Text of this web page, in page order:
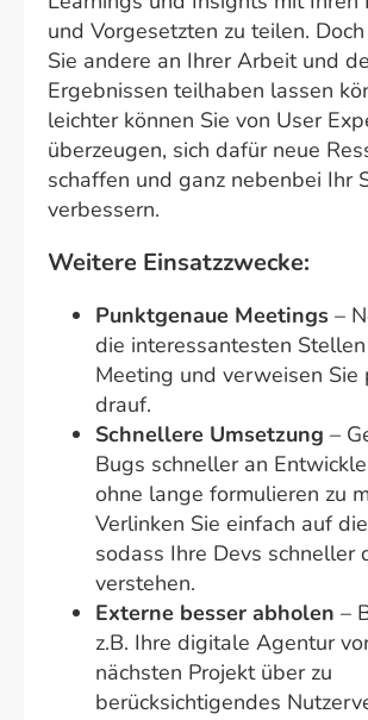
und Vorgesetzten zu teilen.
Sie andere an Ihrer Arbeit und
Ergebnissen teilhaben lassen
leichter können Sie von User
überzeugen, sich dafür neue
schaffen und ganz nebenbei Ihr
verbessern.
Weitere Einsatzzwecke:
Punktgenaue Meetings –
die interessantesten
Meeting und verweisen Sie
drauf.
Schnellere Umsetzung –
Bugs schneller an
ohne lange formulieren zu
Verlinken Sie einfach auf
sodass Ihre Devs schneller
verstehen.
Externe besser abholen –
z.B. Ihre digitale Agentur
nächsten Projekt über zu
berücksichtigendes